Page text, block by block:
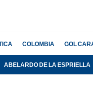
COLOMBIA GOL
ABELARDO DE LA ESPRIELLA